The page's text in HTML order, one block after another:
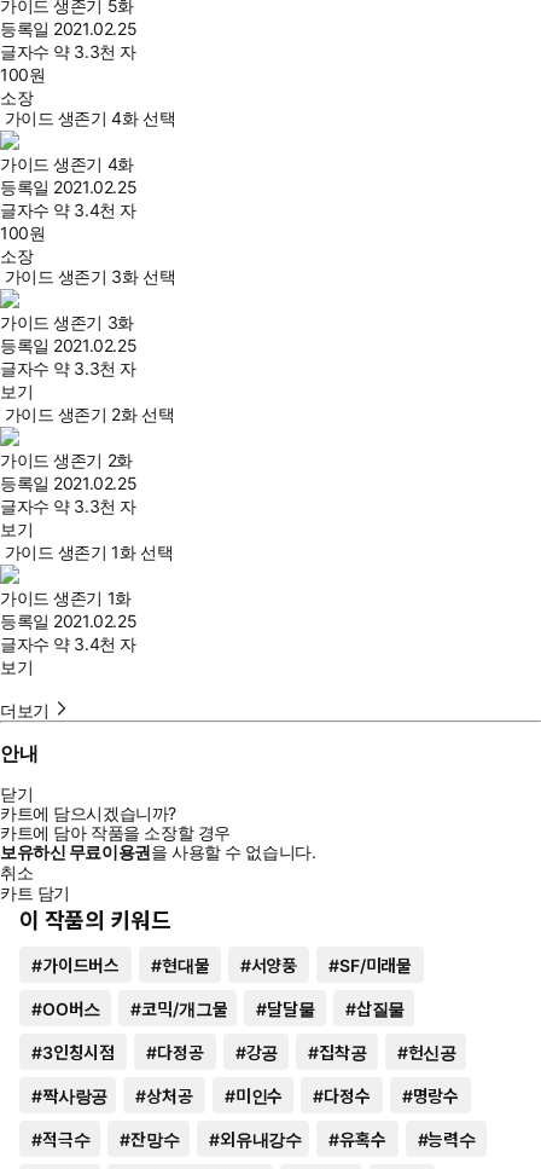
가이드 생존기 5화
등록일 2021.02.25
글자수 약 3.3천 자
100원
소장
가이드 생존기 4화 선택
가이드 생존기 4화
등록일 2021.02.25
글자수 약 3.4천 자
100원
소장
가이드 생존기 3화 선택
가이드 생존기 3화
등록일 2021.02.25
글자수 약 3.3천 자
보기
가이드 생존기 2화 선택
가이드 생존기 2화
등록일 2021.02.25
글자수 약 3.3천 자
보기
가이드 생존기 1화 선택
가이드 생존기 1화
등록일 2021.02.25
글자수 약 3.4천 자
보기
더보기
안내
닫기
카트에 담으시겠습니까?
카트에 담아 작품을 소장할 경우
보유하신 무료이용권을 사용할 수 없습니다.
취소
카트 담기
이 작품의 키워드
#가이드버스 #현대물 #서양풍 #SF/미래물
#OO버스 #코믹/개그물 #달달물 #삽질물
#3인칭시점 #다정공 #강공 #집착공 #헌신공
#짝사랑공 #상처공 #미인수 #다정수 #명랑수
#적극수 #잔망수 #외유내강수 #유혹수 #능력수